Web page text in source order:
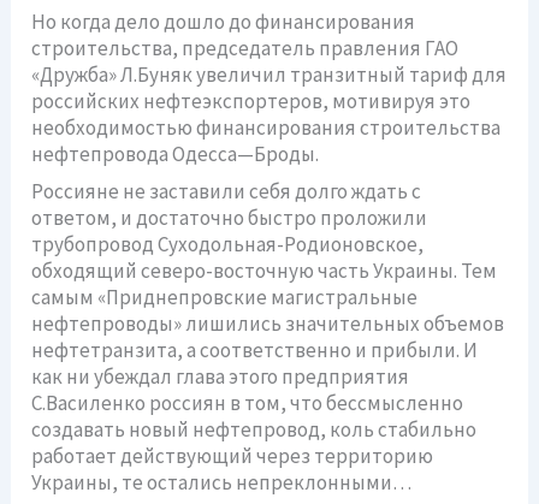
Но когда дело дошло до финансирования
строительства, председатель правления ГАО
«Дружба» Л.Буняк увеличил транзитный тариф для
российских нефтеэкспортеров, мотивируя это
необходимостью финансирования строительства
нефтепровода Одесса—Броды.
Россияне не заставили себя долго ждать с
ответом, и достаточно быстро проложили
трубопровод Суходольная-Родионовское,
обходящий северо-восточную часть Украины. Тем
самым «Приднепровские магистральные
нефтепроводы» лишились значительных объемов
нефтетранзита, а соответственно и прибыли. И
как ни убеждал глава этого предприятия
С.Василенко россиян в том, что бессмысленно
создавать новый нефтепровод, коль стабильно
работает действующий через территорию
Украины, те остались непреклонными…